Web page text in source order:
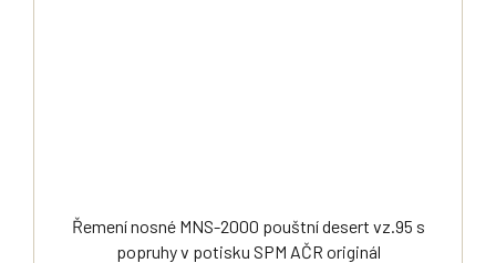
Řemení nosné MNS-2000 pouštní desert vz.95 s
popruhy v potisku SPM AČR originál